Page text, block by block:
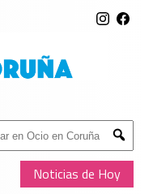
Submit
Noticias de Hoy